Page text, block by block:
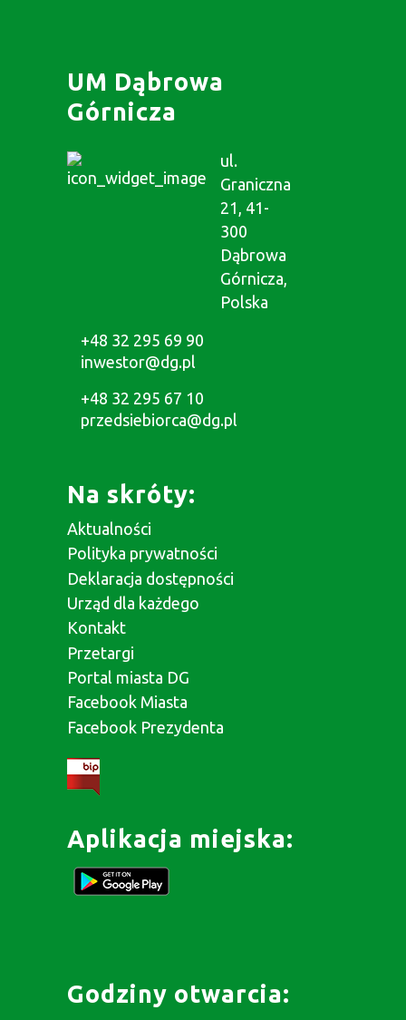
UM Dąbrowa
Górnicza
ul.
Graniczna
21, 41-
300
Dąbrowa
Górnicza,
Polska
+48 32 295 69 90
inwestor@dg.pl
+48 32 295 67 10
przedsiebiorca@dg.pl
Na skróty:
Aktualności
Polityka prywatności
Deklaracja dostępności
Urząd dla każdego
Kontakt
Przetargi
Portal miasta DG
Facebook Miasta
Facebook Prezydenta
Aplikacja miejska:
Godziny otwarcia: